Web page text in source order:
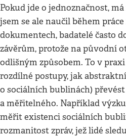
Pokud jde o jednoznačnost,
jsem se ale naučil během
dokumentech, badatelé často
závěrům, protože na původní
odlišným způsobem. To v
rozdílné postupy, jak
o sociálních bublinách)
a měřitelného. Například
měřit existenci sociálních
rozmanitost zpráv, jež lidé